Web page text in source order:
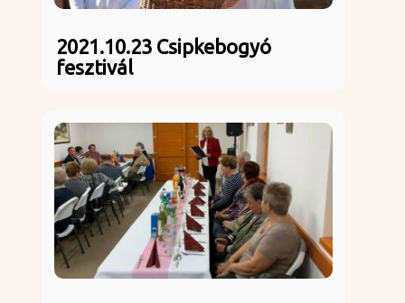
2021.10.23 Csipkebogyó
fesztivál